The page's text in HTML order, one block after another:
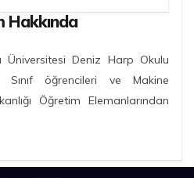
Hakkında
Üniversitesi Deniz Harp Okulu
Sınıf öğrencileri ve Makine
Öğretim Elemanlarından